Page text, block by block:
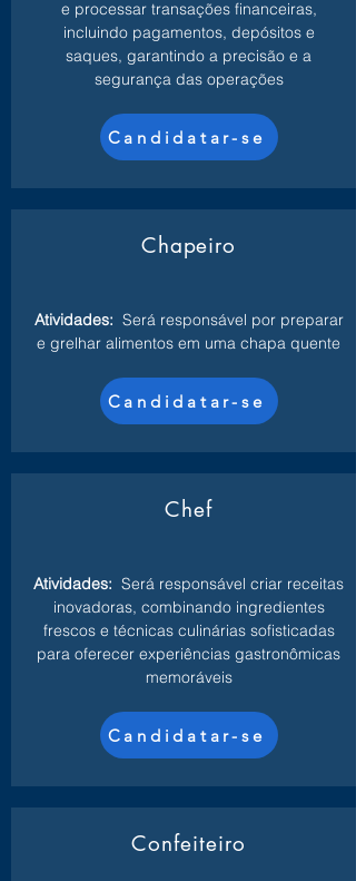
e processar transações financeiras,
incluindo pagamentos, depósitos e
saques, garantindo a precisão e a
segurança das operações
Candidatar-se
Chapeiro
Atividades: Será responsável por preparar
e grelhar alimentos em uma chapa quente
Candidatar-se
Chef
Atividades: Será responsável criar receitas
inovadoras, combinando ingredientes
frescos e técnicas culinárias sofisticadas
para oferecer experiências gastronômicas
memoráveis
Candidatar-se
Confeiteiro